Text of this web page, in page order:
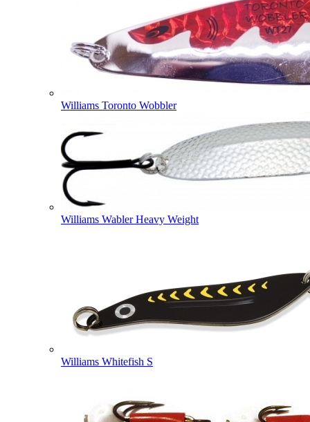
Williams Toronto Wobbler
Williams Wabler Heavy Weight
Williams Whitefish S